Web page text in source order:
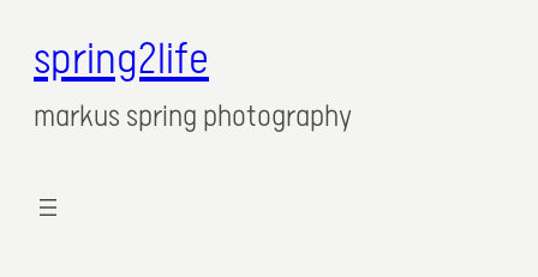
spring2life
markus spring photography